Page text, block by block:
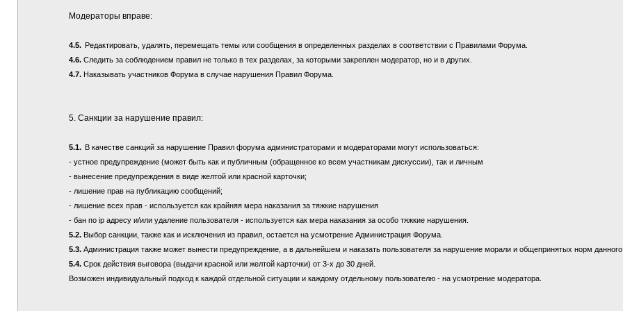
Модераторы вправе:
4.5. Редактировать, удалять, перемещать темы или сообщения в определенных разделах в соответствии с Правилами Форума.
4.6.Следить за соблюдением правил не только в тех разделах, за которыми закреплен модератор, но и в других.
4.7.Наказывать участников Форума в случае нарушения Правил Форума.
5. Санкции за нарушение правил:
5.1. В качестве санкций за нарушение Правил форума администраторами и модераторами могут использоваться:
- устное предупреждение (может быть как и публичным (обращенное ко всем участникам дискуссии), так и личным
- вынесение предупреждения в виде желтой или красной карточки;
- лишение прав на публикацию сообщений;
- лишение всех прав - используется как крайняя мера наказания за тяжкие нарушения
- бан по ip адресу и/или удаление пользователя - используется как мера наказания за особо тяжкие нарушения.
5.2.Выбор санкции, также как и исключения из правил, остается на усмотрение Администрация Форума.
5.3.Администрация также может вынести предупреждение, а в дальнейшем и наказать пользователя за нарушение морали и общепринятых норм
5.4.Срок действия выговора (выдачи красной или желтой карточки) от 3-х до 30 дней.
Возможен индивидуальный подход к каждой отдельной ситуации и каждому отдельному пользователю - на усмотрение модератора.